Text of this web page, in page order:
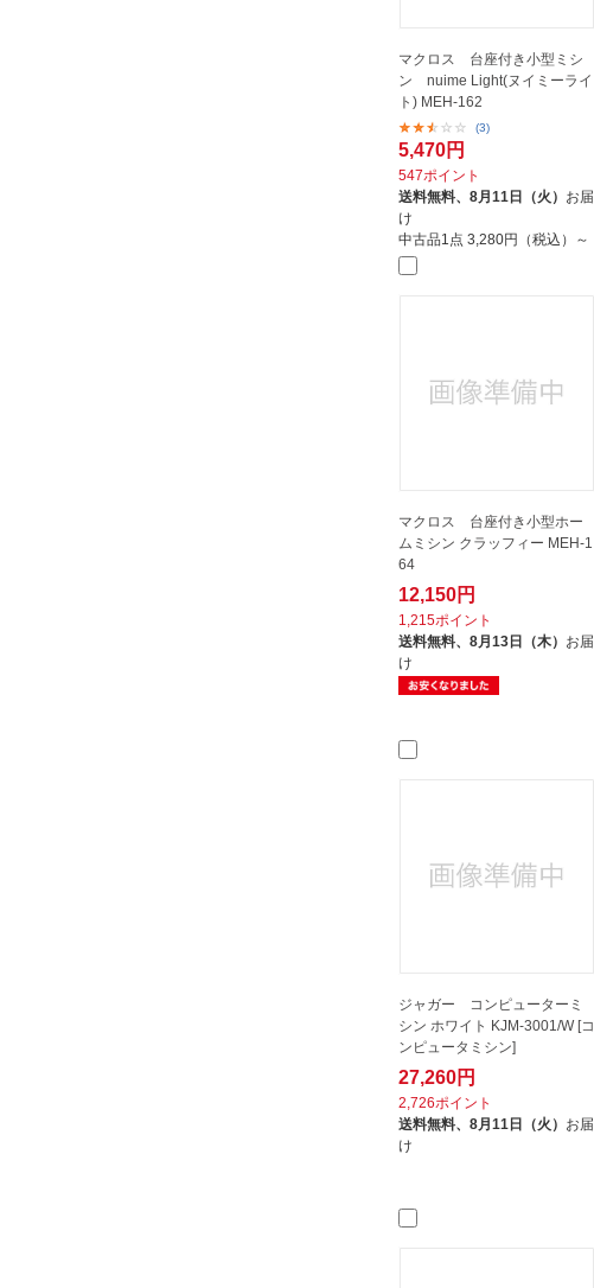
マクロス 台座付き小型ミシ
ン nuime Light(ヌイミーライ
ト) MEH-162
(3)
5,470円
547ポイント
送料無料、 8月11日（火） お届
け
中古品1点 3,280円（税込）～
マクロス 台座付き小型ホー
ムミシン クラッフィー MEH-1
64
12,150円
1,215ポイント
送料無料、 8月13日（木） お届
け
ジャガー コンピューターミ
シン ホワイト KJM-3001/W [コ
ンピュータミシン]
27,260円
2,726ポイント
送料無料、 8月11日（火） お届
け